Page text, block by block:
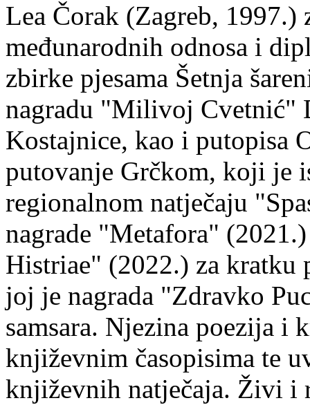
Lea Čorak (Zagreb,
međunarodnih odnosa i
zbirke pjesama Šetnja
nagradu "Milivoj Cvetnić"
Kostajnice, kao i putopisa
putovanje Grčkom, koji je
regionalnom natječaju
nagrade "Metafora"
Histriae" (2022.) za kratku
joj je nagrada "Zdravko
samsara. Njezina poezija i
književnim časopisima te
književnih natječaja. Živi i